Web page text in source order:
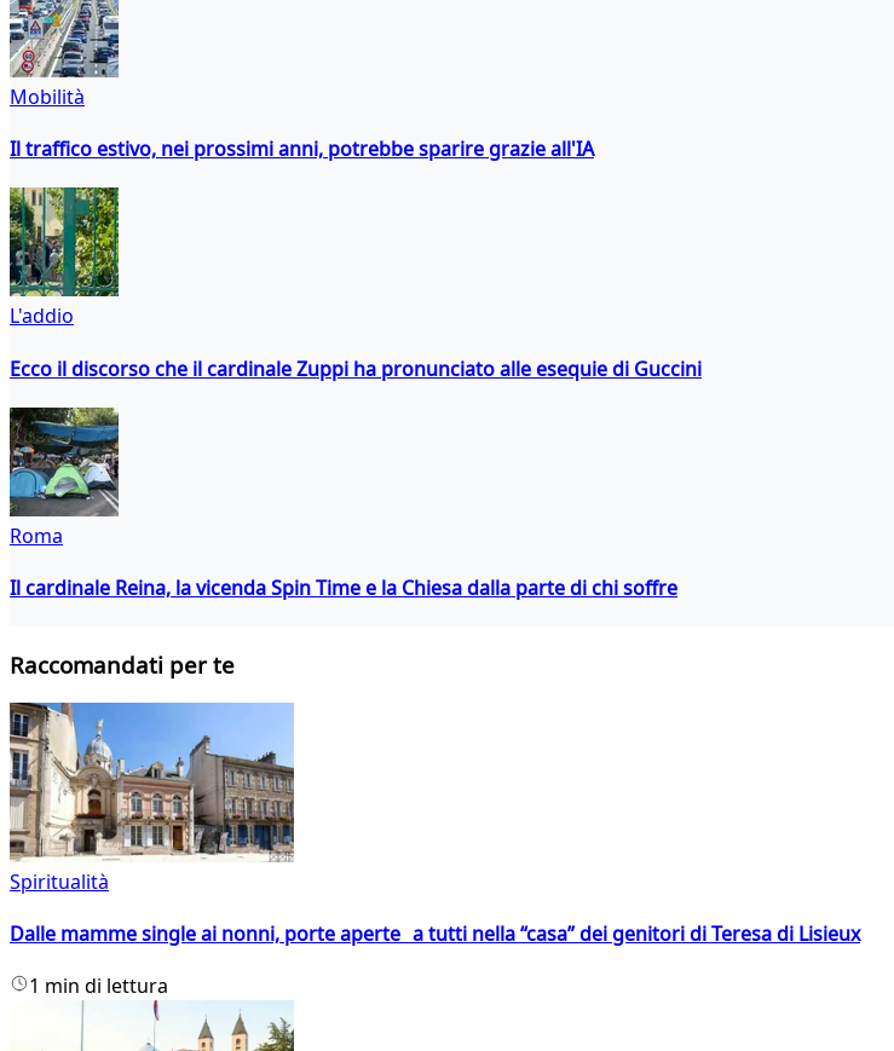
Mobilità
Il traffico estivo, nei prossimi anni, potrebbe sparire grazie all'IA
L'addio
Ecco il discorso che il cardinale Zuppi ha pronunciato alle esequie di Guccini
Roma
Il cardinale Reina, la vicenda Spin Time e la Chiesa dalla parte di chi soffre
Raccomandati per te
Spiritualità
Dalle mamme single ai nonni, porte aperte a tutti nella “casa” dei genitori di Teresa di Lisieux
1 min di lettura